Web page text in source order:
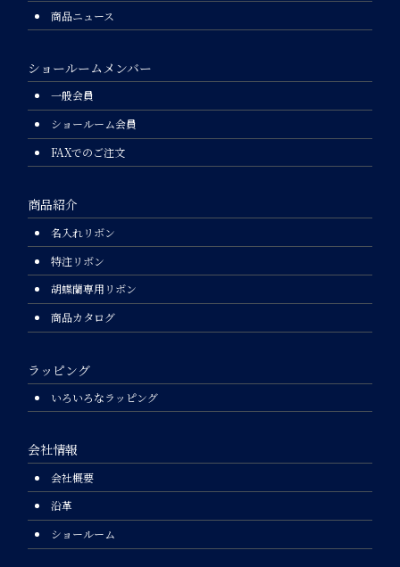
商品ニュース
ショールームメンバー
一般会員
ショールーム会員
FAXでのご注文
商品紹介
名入れリボン
特注リボン
胡蝶蘭専用リボン
商品カタログ
ラッピング
いろいろなラッピング
会社情報
会社概要
沿革
ショールーム